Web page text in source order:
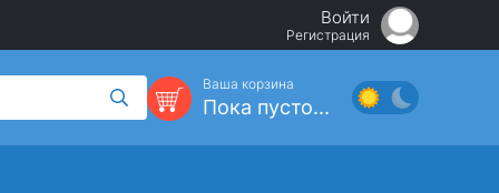
Войти
Регистрация
Ваша корзина
Пока пусто...